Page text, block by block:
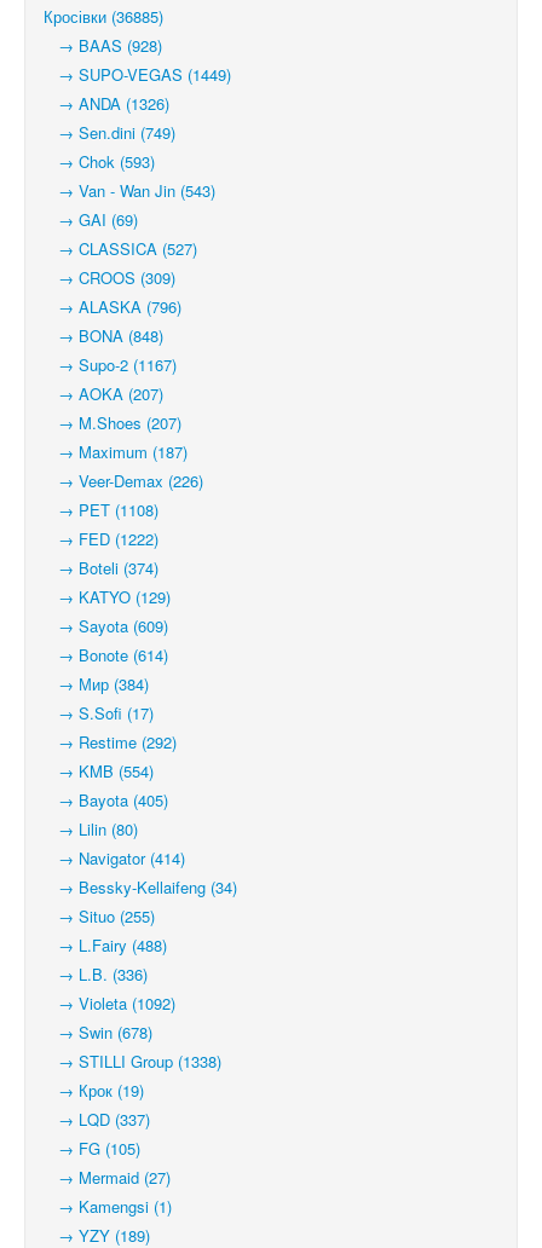
Кросівки (36885)
→ BAAS (928)
→ SUPO-VEGAS (1449)
→ ANDA (1326)
→ Sen.dini (749)
→ Chok (593)
→ Van - Wan Jin (543)
→ GAI (69)
→ CLASSICA (527)
→ CROOS (309)
→ ALASKA (796)
→ BONA (848)
→ Supo-2 (1167)
→ AOKA (207)
→ M.Shoes (207)
→ Maximum (187)
→ Veer-Demax (226)
→ PET (1108)
→ FED (1222)
→ Boteli (374)
→ KATYO (129)
→ Sayota (609)
→ Bonote (614)
→ Мир (384)
→ S.Sofi (17)
→ Restime (292)
→ KMB (554)
→ Bayota (405)
→ Lilin (80)
→ Navigator (414)
→ Bessky-Kellaifeng (34)
→ Situo (255)
→ L.Fairy (488)
→ L.B. (336)
→ Violeta (1092)
→ Swin (678)
→ STILLI Group (1338)
→ Крок (19)
→ LQD (337)
→ FG (105)
→ Mermaid (27)
→ Kamengsi (1)
→ YZY (189)